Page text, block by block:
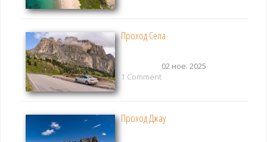
Проход Села
02 ное. 2025
1 Comment
Проход Джау